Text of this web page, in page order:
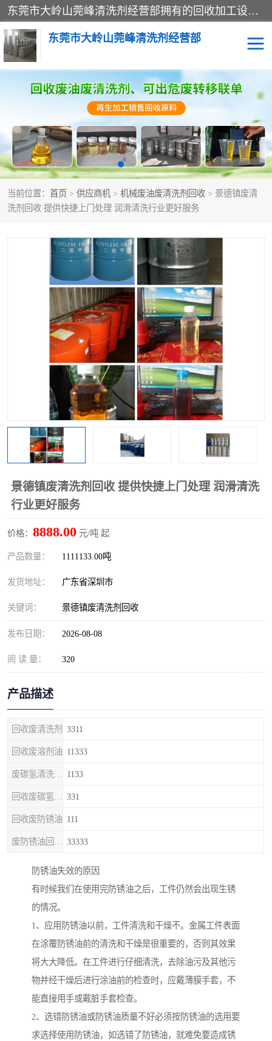
东莞市大岭山莞峰清洗剂经营部拥有的回收加工设备，大量废油回收、废清洗剂回收、废溶剂油回收、机械废油废清洗剂回收、废碳氢回收、碳氢液压油回收、碳氢二氯回收等废清洗剂处理；我们只是提供废旧化工原料的循环使用存放点，执行正规的存放，有正规的回收资质处理。同时我们公司批发零售回收级清洗剂，脱模油再生基础油，质量保证。
东莞市大岭山莞峰清洗剂经营部
当前位置： 首页 > 供应商机 > 机械废油废清洗剂回收 > 景德镇废清
洗剂回收 提供快捷上门处理 润滑清洗行业更好服务
景德镇废清洗剂回收 提供快捷上门处理 润滑清洗
行业更好服务
价格： 8888.00 元/吨 起
产品数量： 1111133.00吨
发货地址： 广东省深圳市
关键词： 景德镇废清洗剂回收
发布日期： 2026-08-08
阅 读 量： 320
产品描述
回收废清洗剂 3311
回收废溶剂油 11333
1133
331
回收废防锈油 111
33333
防锈油失效的原因
有时候我们在使用完防锈油之后，工件仍然会出现生锈
的情况。
1、应用防锈油以前，工件清洗和干燥不。金属工件表面
在涂覆防锈油前的清洗和干燥是很重要的，否则其效果
将大大降低。在工件进行仔细清洗，去除油污及其他污
物并经干燥后进行涂油前的检查时，应戴薄膜手套，不
能直接用手或戴脏手套检查。
2、选错防锈油或防锈油质量不好必须按防锈油的选用要
求选择使用防锈油，如选错了防锈油，就难免要造成锈
废清洗剂回收
废溶剂油回收 机械废油废清洗剂回收
废碳氢回收 碳氢液压油回收
碳氢二氯回收 回收废三四氯乙烯
回收废白电油 回收废四氯乙烯
回收废清洗剂 上门回收废清洗剂